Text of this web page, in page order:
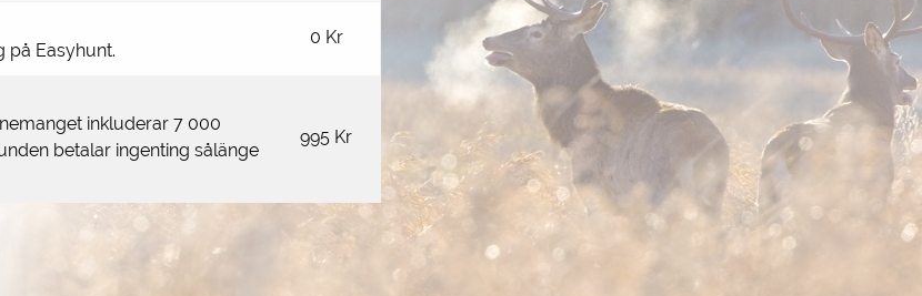
på Easyhunt.
0 Kr
inkluderar 7 000
betalar ingenting sålänge
995 Kr